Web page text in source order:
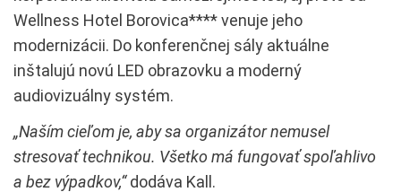
Wellness Hotel Borovica**** venuje jeho
modernizácii. Do konferenčnej sály aktuálne
inštalujú novú LED obrazovku a moderný
audiovizuálny systém.
„Naším cieľom je, aby sa organizátor nemusel
stresovať technikou. Všetko má fungovať spoľahlivo
a bez výpadkov,“dodáva Kall.